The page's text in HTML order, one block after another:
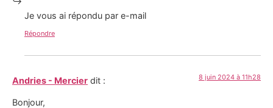
Je vous ai répondu par e-mail
Répondre
Andries - Mercier dit : 8 juin 2024 à 11h28
Bonjour,